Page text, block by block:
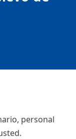
personal